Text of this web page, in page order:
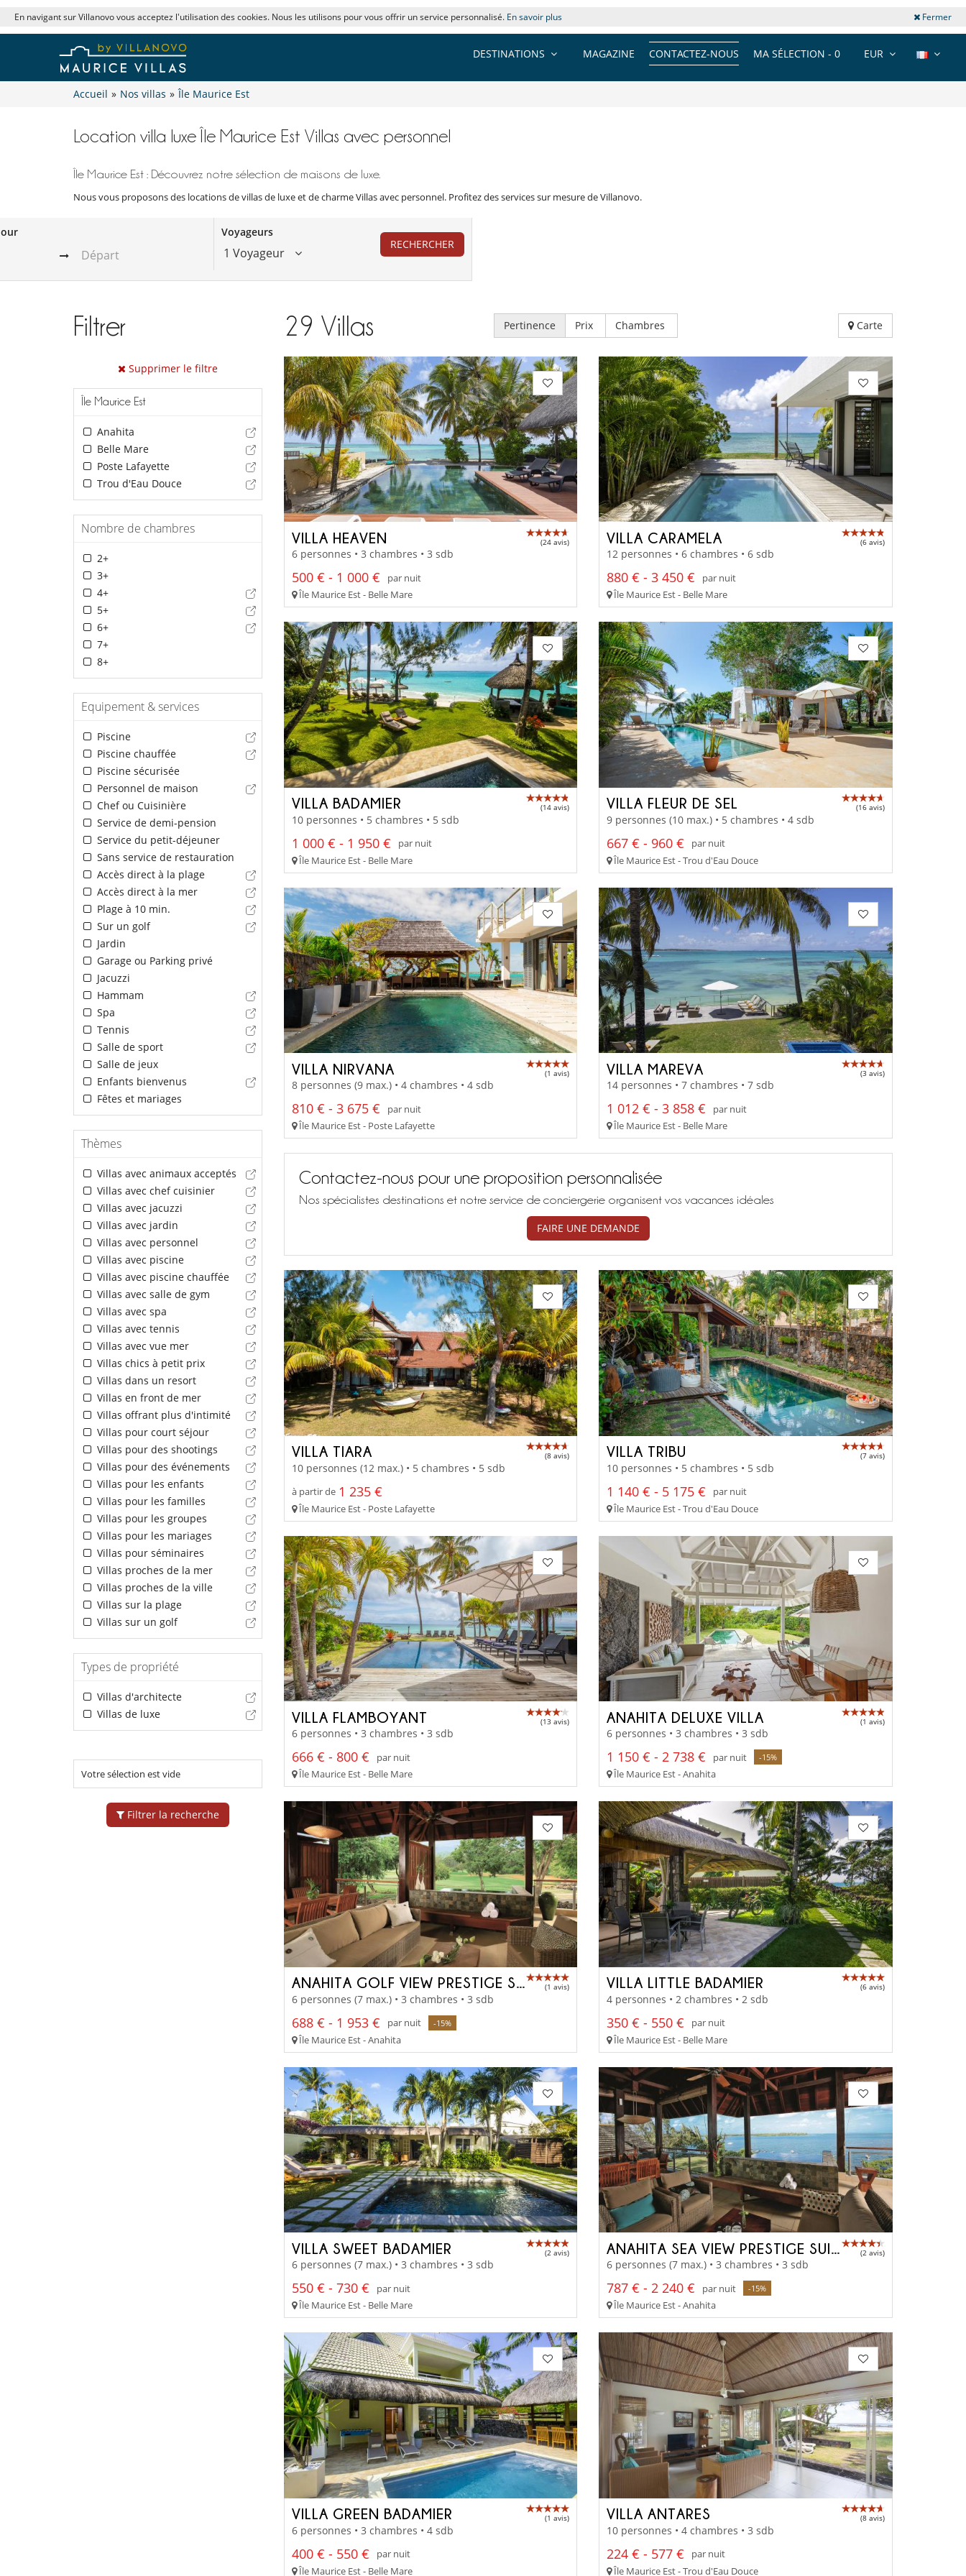
En navigant sur Villanovo vous acceptez l'utilisation des cookies. Nous les utilisons pour vous offrir un service personnalisé. En savoir plus Fermer
EUR
MA SÉLECTION - 0
CONTACTEZ-NOUS
MAGAZINE
DESTINATIONS
Accueil » Nos villas » Île Maurice Est
Location villa luxe Île Maurice Est Villas avec personnel
Île Maurice Est : Découvrez notre sélection de maisons de luxe.
Nous vous proposons des locations de villas de luxe et de charme Villas avec personnel. Profitez des services sur mesure de Villanovo.
Voyageurs
1 Voyageur
RECHERCHER
Filtrer
Supprimer le filtre
Île Maurice Est
Anahita
Belle Mare
Poste Lafayette
Trou d'Eau Douce
Nombre de chambres
2+
3+
4+
5+
6+
7+
8+
Equipement & services
Piscine
Piscine chauffée
Piscine sécurisée
Personnel de maison
Chef ou Cuisinière
Service de demi-pension
Service du petit-déjeuner
Sans service de restauration
Accès direct à la plage
Accès direct à la mer
Plage à 10 min.
Sur un golf
Jardin
Garage ou Parking privé
Jacuzzi
Hammam
Spa
Tennis
Salle de sport
Salle de jeux
Enfants bienvenus
Fêtes et mariages
Thèmes
Villas avec animaux acceptés
Villas avec chef cuisinier
Villas avec jacuzzi
Villas avec jardin
Villas avec personnel
Villas avec piscine
Villas avec piscine chauffée
Villas avec salle de gym
Villas avec spa
Villas avec tennis
Villas avec vue mer
Villas chics à petit prix
Villas dans un resort
Villas en front de mer
Villas offrant plus d'intimité
Villas pour court séjour
Villas pour des shootings
Villas pour des événements
Villas pour les enfants
Villas pour les familles
Villas pour les groupes
Villas pour les mariages
Villas pour séminaires
Villas proches de la mer
Villas proches de la ville
Villas sur la plage
Villas sur un golf
Types de propriété
Villas d'architecte
Villas de luxe
Votre sélection est vide
Filtrer la recherche
29 Villas Pertinence Prix Chambres Carte
VILLA HEAVEN (24 avis)
6 personnes • 3 chambres • 3 sdb
500 € - 1 000 €
par nuit
Île Maurice Est - Belle Mare
VILLA CARAMELA (6 avis)
12 personnes • 6 chambres • 6 sdb
880 € - 3 450 €
par nuit
Île Maurice Est - Belle Mare
VILLA BADAMIER (14 avis)
10 personnes • 5 chambres • 5 sdb
1 000 € - 1 950 €
par nuit
Île Maurice Est - Belle Mare
VILLA FLEUR DE SEL (16 avis)
9 personnes (10 max.) • 5 chambres • 4 sdb
667 € - 960 €
par nuit
Île Maurice Est - Trou d'Eau Douce
VILLA NIRVANA (1 avis)
8 personnes (9 max.) • 4 chambres • 4 sdb
810 € - 3 675 €
par nuit
Île Maurice Est - Poste Lafayette
VILLA MAREVA (3 avis)
14 personnes • 7 chambres • 7 sdb
1 012 € - 3 858 €
par nuit
Île Maurice Est - Belle Mare
Contactez-nous pour une proposition personnalisée
Nos spécialistes destinations et notre service de conciergerie organisent vos vacances idéales
FAIRE UNE DEMANDE
VILLA TIARA (8 avis)
10 personnes (12 max.) • 5 chambres • 5 sdb
à partir de 1 235 €
Île Maurice Est - Poste Lafayette
VILLA TRIBU (7 avis)
10 personnes • 5 chambres • 5 sdb
1 140 € - 5 175 €
par nuit
Île Maurice Est - Trou d'Eau Douce
VILLA FLAMBOYANT (13 avis)
6 personnes • 3 chambres • 3 sdb
666 € - 800 €
par nuit
Île Maurice Est - Belle Mare
ANAHITA DELUXE VILLA (1 avis)
6 personnes • 3 chambres • 3 sdb
1 150 € - 2 738 € par nuit -15%
Île Maurice Est - Anahita
ANAHITA GOLF VIEW PRESTIGE SUITE (1 avis)
6 personnes (7 max.) • 3 chambres • 3 sdb
688 € - 1 953 € par nuit -15%
Île Maurice Est - Anahita
VILLA LITTLE BADAMIER (6 avis)
4 personnes • 2 chambres • 2 sdb
350 € - 550 €
par nuit
Île Maurice Est - Belle Mare
VILLA SWEET BADAMIER (2 avis)
6 personnes (7 max.) • 3 chambres • 3 sdb
550 € - 730 €
par nuit
Île Maurice Est - Belle Mare
ANAHITA SEA VIEW PRESTIGE SUITE (2 avis)
6 personnes (7 max.) • 3 chambres • 3 sdb
787 € - 2 240 € par nuit -15%
Île Maurice Est - Anahita
VILLA GREEN BADAMIER (1 avis)
6 personnes • 3 chambres • 4 sdb
400 € - 550 €
par nuit
Île Maurice Est - Belle Mare
VILLA ANTARES (8 avis)
10 personnes • 4 chambres • 3 sdb
224 € - 577 €
par nuit
Île Maurice Est - Trou d'Eau Douce